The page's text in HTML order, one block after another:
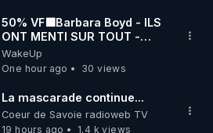
50% VF🟩Barbara Boyd - ILS
ONT MENTI SUR TOUT -
Jocelyne Traduction
WakeUp
One hour ago
30 views
La mascarade continue...
Coeur de Savoie radioweb TV
19 hours ago
1.4 k views